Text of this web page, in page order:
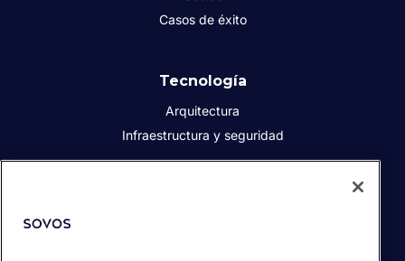
Casos de éxito
Tecnología
Arquitectura
Infraestructura y seguridad